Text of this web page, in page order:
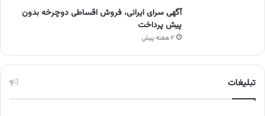
آگهی سرای ایرانی، فروش اقساطی دوچرخه بدون
پیش پرداخت
۲ هفته پیش
تبلیغات